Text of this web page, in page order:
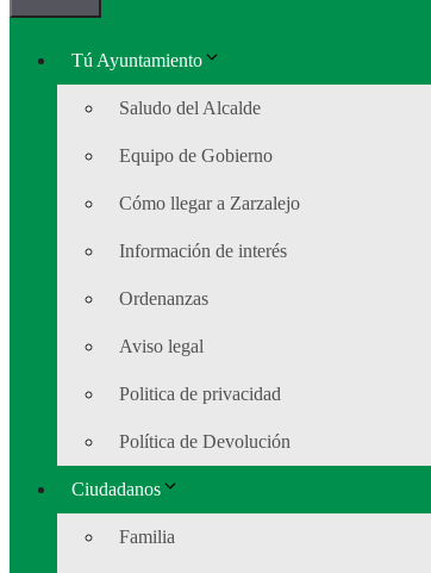
Tú Ayuntamiento
Saludo del Alcalde
Equipo de Gobierno
Cómo llegar a Zarzalejo
Información de interés
Ordenanzas
Aviso legal
Politica de privacidad
Política de Devolución
Ciudadanos
Familia